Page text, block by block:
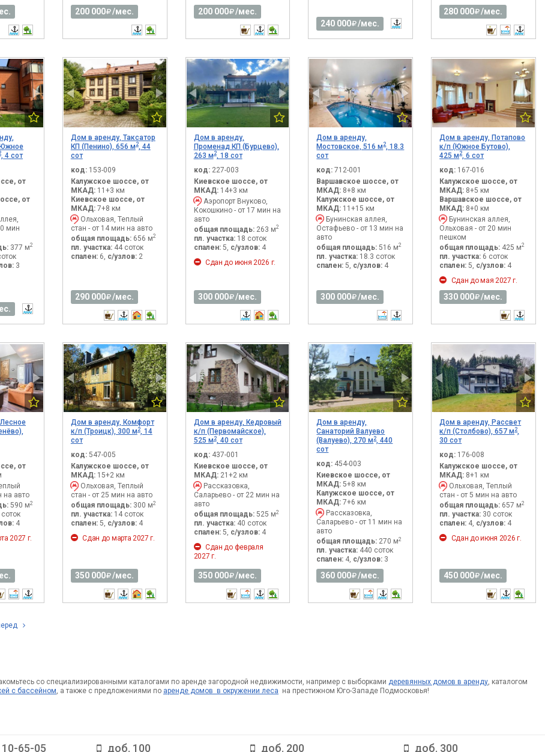
200 000 /мес. 200 000 /мес.
240 000 /мес.
280 000 /мес.
, 4 сот
от
от
мин
377 м2
3
Дом в аренду, Таксатор
КП (Пенино), 656 м2, 44
сот
код:153-009
Калужское шоссе, от
МКАД:11+3 км
Киевское шоссе, от
МКАД:7+8 км
Ольховая, Теплый
стан - от 14 мин на авто
общая площадь:656 м2
пл. участка:44 соток
спален:6, с/узлов:2
290 000 /мес.
Дом в аренду,
Променад КП (Бурцево),
263 м2, 18 сот
код:227-003
Киевское шоссе, от
МКАД:14+3 км
Аэропорт Внуково,
Кокошкино - от 17 мин на
авто
общая площадь:263 м2
пл. участка:18 соток
спален:5, с/узлов:4
Сдан до июня 2026 г.
300 000 /мес.
Дом в аренду,
Мостовское, 516 м2, 18.3
сот
код: 712-001
Варшавское шоссе, от
МКАД: 8+8 км
Калужское шоссе, от
МКАД: 11+15 км
Бунинская аллея,
Остафьево - от 13 мин на
авто
общая площадь: 516 м2
пл. участка: 18.3 соток
спален: 5, с/узлов: 4
300 000 /мес.
Дом в аренду, Потапово
к/п (Южное Бутово),
425 м2, 6 сот
код: 167-016
Калужское шоссе, от
МКАД: 8+5 км
Варшавское шоссе, от
МКАД: 8+0 км
Бунинская аллея,
Ольховая - от 20 мин
пешком
общая площадь: 425 м2
пл. участка: 6 соток
спален: 5, с/узлов: 4
Сдан до мая 2027 г.
330 000 /мес.
от
на авто
590 м2
4
2027 г.
Дом в аренду, Комфорт
к/п (Троицк), 300 м2, 14
сот
код:547-005
Калужское шоссе, от
МКАД:15+2 км
Ольховая, Теплый
стан - от 25 мин на авто
общая площадь:300 м2
пл. участка:14 соток
спален:5, с/узлов:4
Сдан до марта 2027 г.
350 000 /мес.
Дом в аренду, Кедровый
к/п (Первомайское),
525 м2, 40 сот
код:437-001
Киевское шоссе, от
МКАД:21+2 км
Рассказовка,
Саларьево - от 22 мин на
авто
общая площадь:525 м2
пл. участка:40 соток
спален:5, с/узлов:4
Сдан до февраля
2027 г.
350 000 /мес.
Дом в аренду,
Санаторий Валуево
(Валуево), 270 м2, 440
сот
код: 454-003
Киевское шоссе, от
МКАД: 5+8 км
Калужское шоссе, от
МКАД: 7+6 км
Рассказовка,
Саларьево - от 11 мин на
авто
общая площадь: 270 м2
пл. участка: 440 соток
спален: 4, с/узлов: 3
360 000 /мес.
Дом в аренду, Рассвет
к/п (Столбово), 657 м2,
30 сот
код: 176-008
Калужское шоссе, от
МКАД: 8+1 км
Ольховая, Теплый
стан - от 5 мин на авто
общая площадь: 657 м2
пл. участка: 30 соток
спален: 4, с/узлов: 4
Сдан до июня 2026 г.
450 000 /мес.
со специализированными каталогами по аренде загородной недвижимости, например с выборками деревянных домов в аренду, каталогом
с бассейном, а также с предложениями по аренде домов в окружении леса на престижном Юго-Западе Подмосковья!
65-05 доб. 100 доб. 200 доб. 300